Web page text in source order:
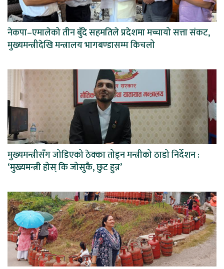
नेकपा–एमालेको तीन बुँदे सहमतिले प्रदेशमा मच्चायो सत्ता संकट,
मुख्यमन्त्रीदेखि मन्त्रालय भागबण्डासम्म किचलो
मुख्यमन्त्रीसँग जोडिएको ठेक्का तोड्न मन्त्रीको ठाडो निर्देशन :
‘मुख्यमन्त्री होस् कि जोसुकै, छुट हुन्न’